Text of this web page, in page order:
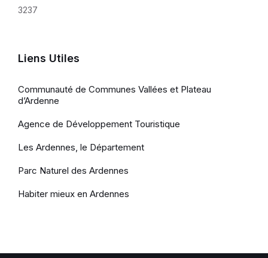
3237
Liens Utiles
Communauté de Communes Vallées et Plateau
d’Ardenne
Agence de Développement Touristique
Les Ardennes, le Département
Parc Naturel des Ardennes
Habiter mieux en Ardennes